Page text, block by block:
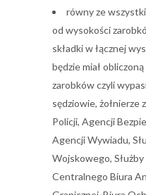
równy ze
od wysokości
składki w łącznej
będzie miał
zarobków czyli
sędziowie, żołnierze
Policji, Agencji
Agencji Wywiadu,
Wojskowego,
Centralnego Biura